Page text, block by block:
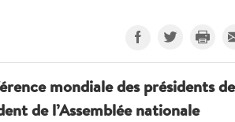
mondiale des présidents de
de l’Assemblée nationale